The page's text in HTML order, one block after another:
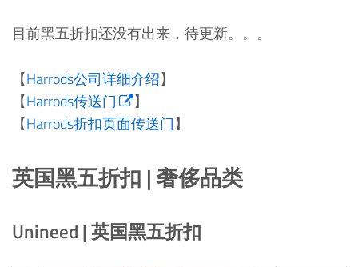
目前黑五折扣还没有出来，待更新。。。
【Harrods公司详细介绍】
【Harrods传送门
】
【Harrods折扣页面传送门】
英国黑五折扣 | 奢侈品类
Unineed | 英国黑五折扣